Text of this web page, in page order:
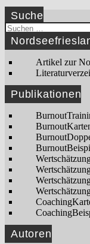
Suche
Suchen
nach:
Artikel zur
Publikationen
Autoren